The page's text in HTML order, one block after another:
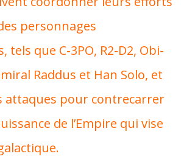
personnages
tels que C-3PO, R2-D2, Obi-
Raddus et Han Solo, et
attaques pour contrecarrer
de l’Empire qui vise